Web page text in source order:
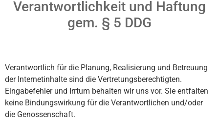
Verantwortlichkeit und Haftung
gem. § 5 DDG
Verantwortlich für die Planung, Realisierung und Betreuung
der Internetinhalte sind die Vertretungsberechtigten.
Eingabefehler und Irrtum behalten wir uns vor. Sie entfalten
keine Bindungswirkung für die Verantwortlichen und/oder
die Genossenschaft.